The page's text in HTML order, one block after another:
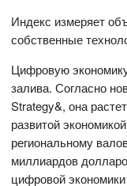
Индекс измеряет
собственные
Цифровую
залива. Согласно
Strategy&, она
развитой
региональному
миллиардов
цифровой